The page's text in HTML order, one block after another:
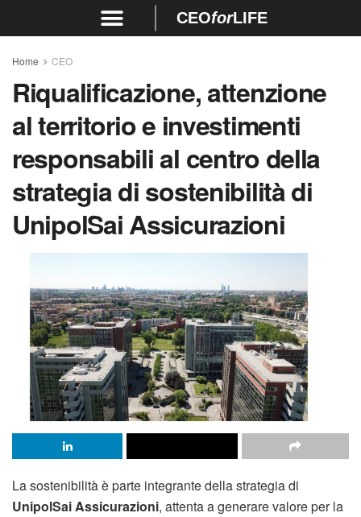
CEOforLIFE
Home CEO
Riqualificazione, attenzione
al territorio e investimenti
responsabili al centro della
strategia di sostenibilità di
UnipolSai Assicurazioni
La sostenibilità è parte integrante della strategia di
UnipolSai Assicurazioni, attenta a generare valore per la